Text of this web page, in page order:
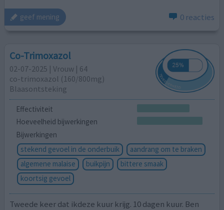
geef mening 0 reacties
Co-Trimoxazol
02-07-2025 | Vrouw | 64
co-trimoxazol (160/800mg)
Blaasontsteking
Effectiviteit
Hoeveelheid bijwerkingen
Bijwerkingen
stekend gevoel in de onderbuik
aandrang om te braken
algemene malaise
buikpijn
bittere smaak
koortsig gevoel
Tweede keer dat ikdeze kuur krijg. 10 dagen kuur. Ben